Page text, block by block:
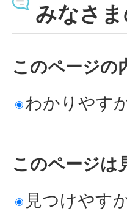
みなさ
このページの
わかりやす
このページは
見つけやす